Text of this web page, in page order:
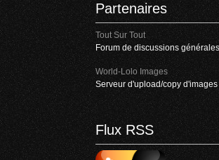
Partenaires
Tout Sur Tout
Forum de discussions générales
World-Lolo Images
Serveur d'upload/copy d'images
Flux RSS